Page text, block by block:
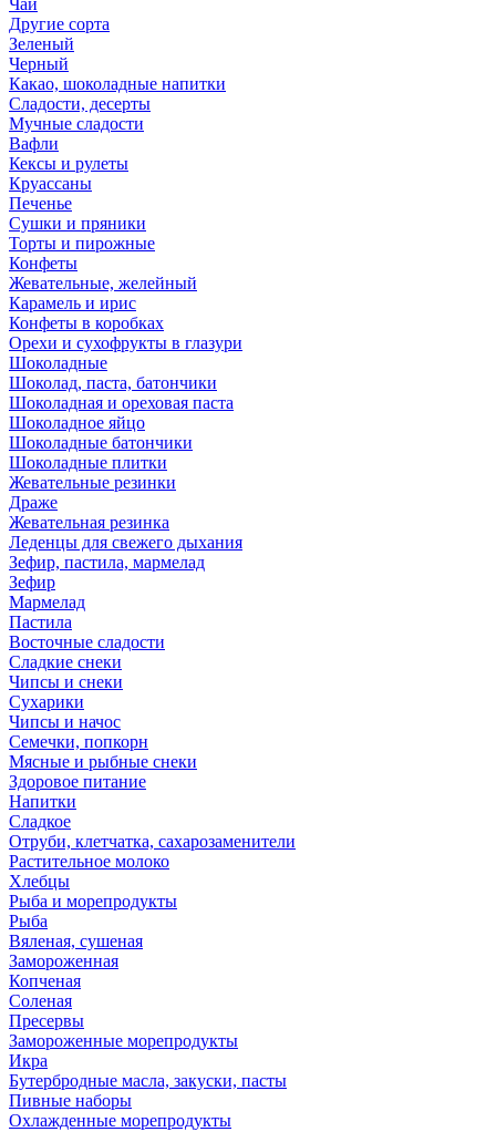
Чай
Другие сорта
Зеленый
Черный
Какао, шоколадные напитки
Сладости, десерты
Мучные сладости
Вафли
Кексы и рулеты
Круассаны
Печенье
Сушки и пряники
Торты и пирожные
Конфеты
Жевательные, желейный
Карамель и ирис
Конфеты в коробках
Орехи и сухофрукты в глазури
Шоколадные
Шоколад, паста, батончики
Шоколадная и ореховая паста
Шоколадное яйцо
Шоколадные батончики
Шоколадные плитки
Жевательные резинки
Драже
Жевательная резинка
Леденцы для свежего дыхания
Зефир, пастила, мармелад
Зефир
Мармелад
Пастила
Восточные сладости
Сладкие снеки
Чипсы и снеки
Сухарики
Чипсы и начос
Семечки, попкорн
Мясные и рыбные снеки
Здоровое питание
Напитки
Сладкое
Отруби, клетчатка, сахарозаменители
Растительное молоко
Хлебцы
Рыба и морепродукты
Рыба
Вяленая, сушеная
Замороженная
Копченая
Соленая
Пресервы
Замороженные морепродукты
Икра
Бутербродные масла, закуски, пасты
Пивные наборы
Охлажденные морепродукты